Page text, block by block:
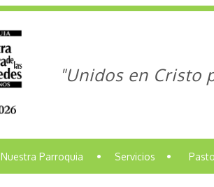
"Unidos en Cristo
Nuestra Parroquia • Servicios •